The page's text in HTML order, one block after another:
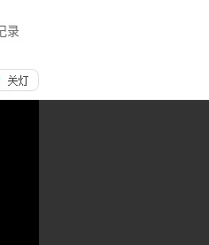
录